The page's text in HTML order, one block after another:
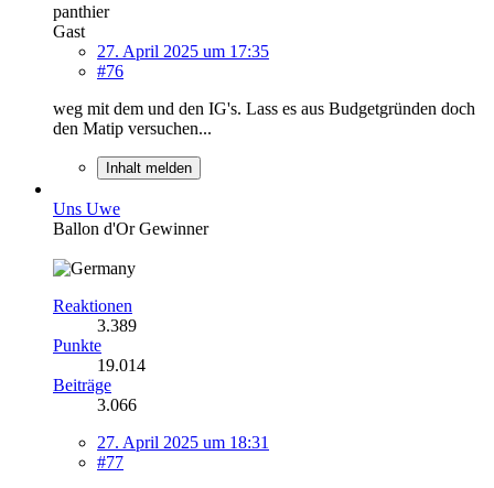
panthier
Gast
27. April 2025 um 17:35
#76
weg mit dem und den IG's. Lass es aus Budgetgründen doch
den Matip versuchen...
Inhalt melden
Uns Uwe
Ballon d'Or Gewinner
Reaktionen
3.389
Punkte
19.014
Beiträge
3.066
27. April 2025 um 18:31
#77